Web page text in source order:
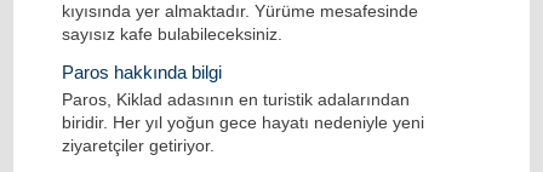
kıyısında yer almaktadır. Yürüme mesafesinde
sayısız kafe bulabileceksiniz.
Paros hakkında bilgi
Paros, Kiklad adasının en turistik adalarından
biridir. Her yıl yoğun gece hayatı nedeniyle yeni
ziyaretçiler getiriyor.